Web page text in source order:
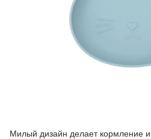
Милый дизайн делает кормление